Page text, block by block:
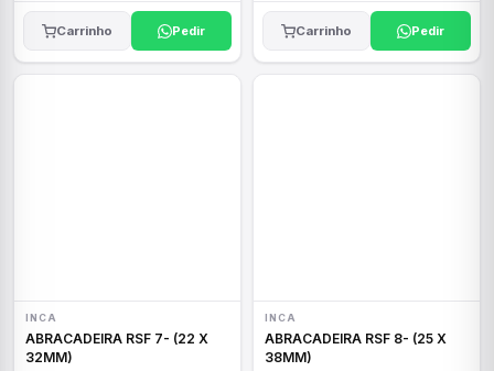
Carrinho Pedir Carrinho Pedir
INCA
ABRACADEIRA RSF 7- (22 X
32MM)
INCA
ABRACADEIRA RSF 8- (25 X
38MM)